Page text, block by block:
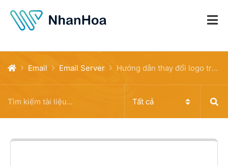
Email Email Server Hướng dẫn thay đổi logo trên email Kerio